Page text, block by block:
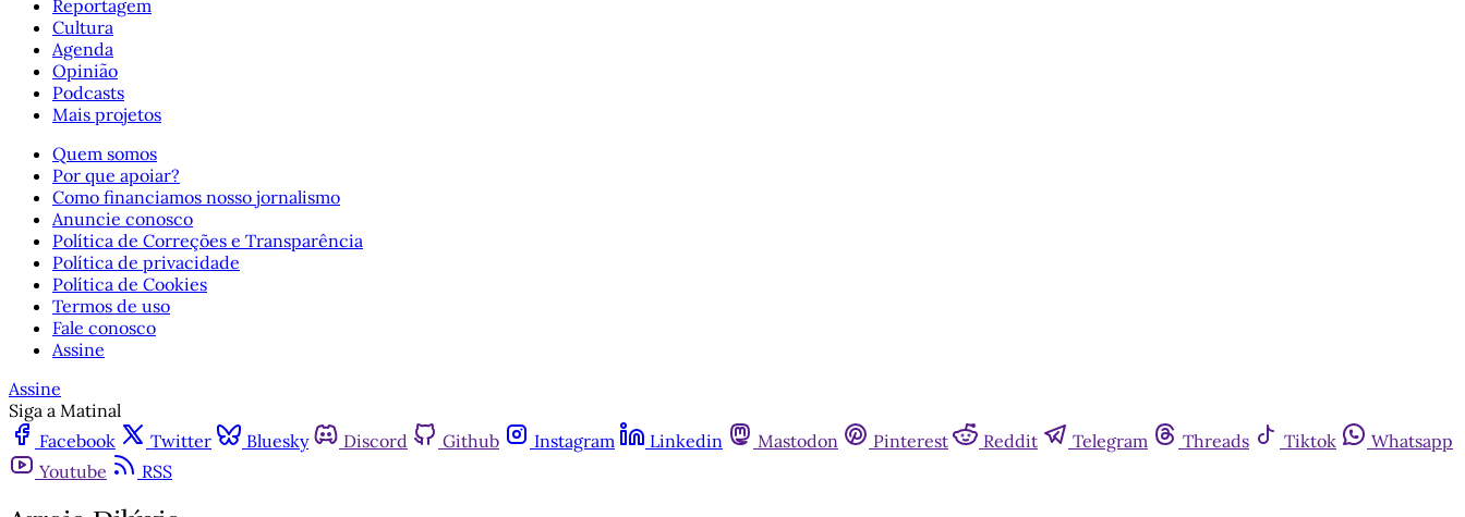
Reportagem
Cultura
Agenda
Opinião
Podcasts
Mais projetos
Quem somos
Por que apoiar?
Como financiamos nosso jornalismo
Anuncie conosco
Política de Correções e Transparência
Política de privacidade
Política de Cookies
Termos de uso
Fale conosco
Assine
Assine
Siga a Matinal
Facebook
Twitter Bluesky Discord Github Instagram Linkedin Mastodon Pinterest Reddit Telegram Threads Tiktok
Whatsapp
Youtube
RSS